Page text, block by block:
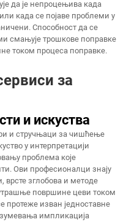
да је непроцењива када
када се појаве проблеми у
Способност да се
смањује трошкове поправке
током процеса поправке.
за
и искуства
и стручњаци за чишћење
у интерпретацији
проблема које
Ови професионалци знају
врсте зглобова и методе
површине цеви током
протеже изван једноставне
импликација